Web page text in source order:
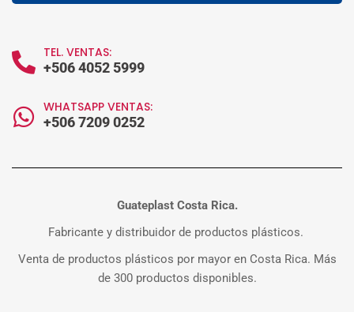
TEL. VENTAS:
+506 4052 5999
WHATSAPP VENTAS:
+506 7209 0252
Guateplast Costa Rica.
Fabricante y distribuidor de productos plásticos.
Venta de productos plásticos por mayor en Costa Rica. Más
de 300 productos disponibles.